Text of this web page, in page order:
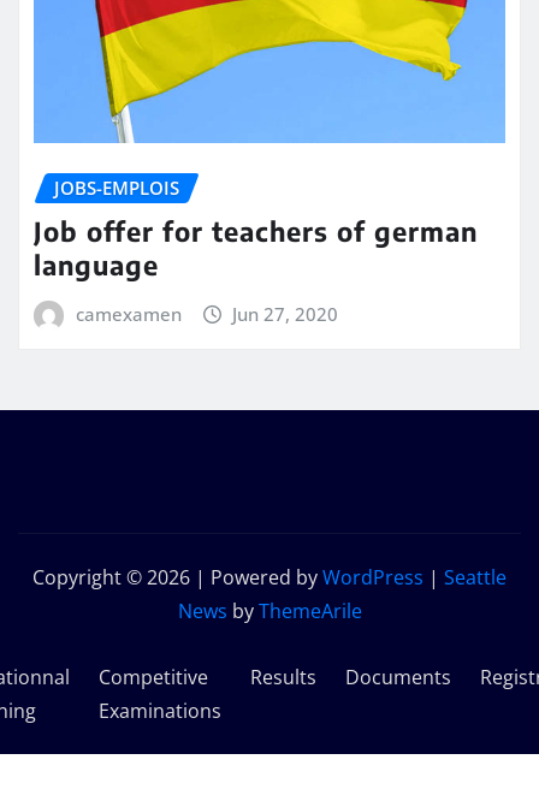
JOBS-EMPLOIS
Job offer for teachers of german
language
camexamen Jun 27, 2020
Copyright © 2026 | Powered byWordPress | Seattle
News byThemeArile
Competitive
Examinations
Results Documents